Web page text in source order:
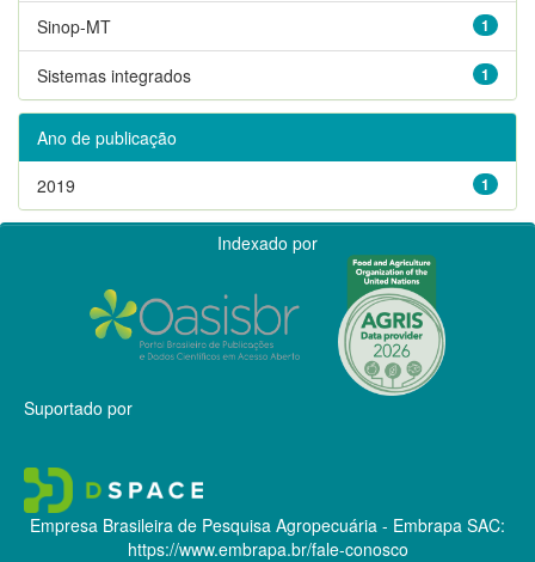
1
Sinop-MT
1
Sistemas integrados
Ano de publicação
1
2019
Indexado por
Suportado por
Empresa Brasileira de Pesquisa Agropecuária - Embrapa SAC:
https://www.embrapa.br/fale-conosco